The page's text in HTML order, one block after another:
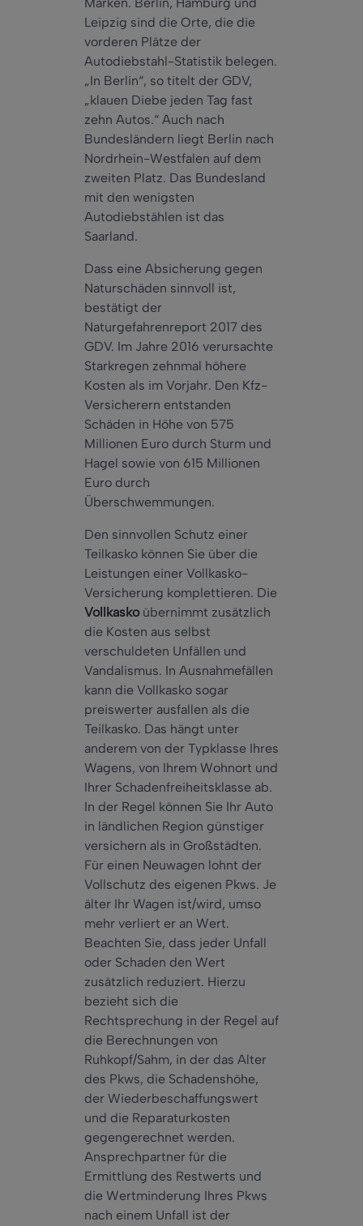
Leipzig sind die Orte, die die
vorderen Plätze der
Autodiebstahl-Statistik belegen.
„In Berlin“, so titelt der GDV,
„klauen Diebe jeden Tag fast
zehn Autos.“ Auch nach
Bundesländern liegt Berlin nach
Nordrhein-Westfalen auf dem
zweiten Platz. Das Bundesland
mit den wenigsten
Autodiebstählen ist das
Saarland.
Dass eine Absicherung gegen
Naturschäden sinnvoll ist,
bestätigt der
Naturgefahrenreport 2017 des
GDV. Im Jahre 2016 verursachte
Starkregen zehnmal höhere
Kosten als im Vorjahr. Den Kfz-
Versicherern entstanden
Schäden in Höhe von 575
Millionen Euro durch Sturm und
Hagel sowie von 615 Millionen
Euro durch
Überschwemmungen.
Den sinnvollen Schutz einer
Teilkasko können Sie über die
Leistungen einer Vollkasko-
Versicherung komplettieren. Die
Vollkaskoübernimmt zusätzlich
die Kosten aus selbst
verschuldeten Unfällen und
Vandalismus. In Ausnahmefällen
kann die Vollkasko sogar
preiswerter ausfallen als die
Teilkasko. Das hängt unter
anderem von der Typklasse Ihres
Wagens, von Ihrem Wohnort und
Ihrer Schadenfreiheitsklasse ab.
In der Regel können Sie Ihr Auto
in ländlichen Region günstiger
versichern als in Großstädten.
Für einen Neuwagen lohnt der
Vollschutz des eigenen Pkws. Je
älter Ihr Wagen ist/wird, umso
mehr verliert er an Wert.
Beachten Sie, dass jeder Unfall
oder Schaden den Wert
zusätzlich reduziert. Hierzu
bezieht sich die
Rechtsprechung in der Regel auf
die Berechnungen von
Ruhkopf/Sahm, in der das Alter
des Pkws, die Schadenshöhe,
der Wiederbeschaffungswert
und die Reparaturkosten
gegengerechnet werden.
Ansprechpartner für die
Ermittlung des Restwerts und
die Wertminderung Ihres Pkws
nach einem Unfall ist der